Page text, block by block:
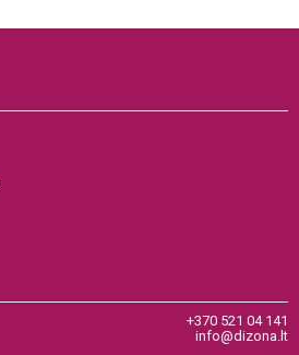
+370 521 04 141
info@dizona.lt